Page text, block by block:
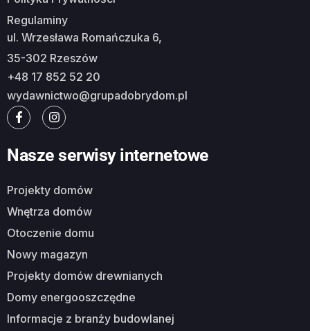
Regulaminy
ul. Wrzesława Romańczuka 6,
35-302 Rzeszów
+48 17 852 52 20
wydawnictwo@grupadobrydom.pl
Nasze serwisy internetowe
Projekty domów
Wnętrza domów
Otoczenie domu
Nowy magazyn
Projekty domów drewnianych
Domy energooszczędne
Informacje z branży budowlanej